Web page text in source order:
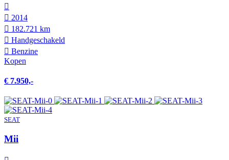
2014
182.721 km
Hand­geschakeld
Benzine
Kopen
€ 7.950,-
SEAT
Mii